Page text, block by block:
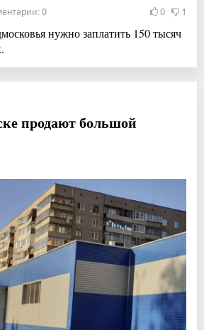
0 0 1
нужно заплатить 150 тысяч
продают большой